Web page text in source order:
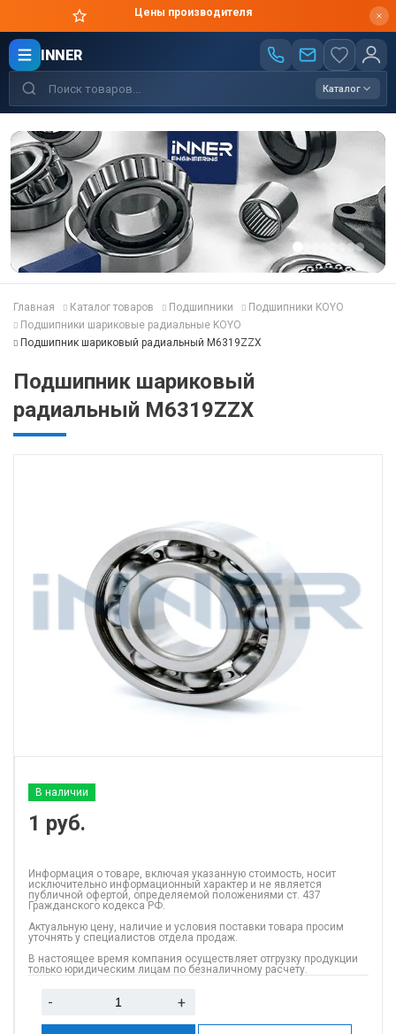
Оригинальная продукция в короткие сроки
INNER
Каталог
Главная Каталог товаров Подшипники
Подшипники KOYO
Подшипники шариковые радиальные KOYO
Подшипник шариковый радиальный M6319ZZX
Подшипник шариковый
радиальный M6319ZZX
В наличии
1 руб.
Информация о товаре, включая указанную стоимость, носит
исключительно информационный характер и не является
публичной офертой, определяемой положениями ст. 437
Гражданского кодекса РФ.
Актуальную цену, наличие и условия поставки товара просим
уточнять у специалистов отдела продаж.
В настоящее время компания осуществляет отгрузку продукции
только юридическим лицам по безналичному расчету.
- +